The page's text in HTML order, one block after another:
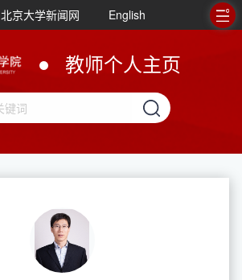
北京大学新闻网 English
教师个人主页